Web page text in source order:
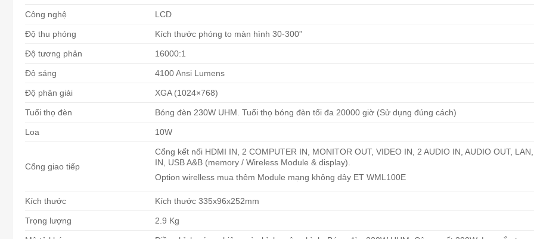
Công nghệ LCD
Độ thu phóng Kích thước phóng to màn hình 30-300”
Độ tương phản 16000:1
Độ sáng 4100 Ansi Lumens
Độ phân giải XGA (1024×768)
Tuổi thọ đèn Bóng đèn 230W UHM. Tuổi thọ bóng đèn tối đa 20000 giờ (Sử dụng đúng cách)
Loa 10W
Cổng giao tiếp
Cổng kết nối HDMI IN, 2 COMPUTER IN, MONITOR OUT, VIDEO IN, 2 AUDIO IN, AUDIO OUT, LAN,
IN, USB A&B (memory / Wireless Module & display).
Option wirelless mua thêm Module mạng không dây ET WML100E
Kích thước Kích thước 335x96x252mm
Trọng lượng 2.9 Kg